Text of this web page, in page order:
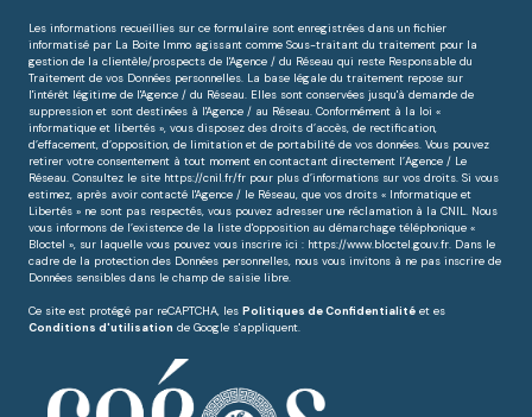
Les informations recueillies sur ce formulaire sont enregistrées dans un fichier
informatisé par La Boite Immo agissant comme Sous-traitant du traitement pour la
gestion de la clientèle/prospects de l'Agence / du Réseau qui reste Responsable du
Traitement de vos Données personnelles. La base légale du traitement repose sur
l'intérêt légitime de l'Agence / du Réseau. Elles sont conservées jusqu'à demande de
suppression et sont destinées à l'Agence / au Réseau. Conformément à la loi «
informatique et libertés », vous disposez des droits d’accès, de rectification,
d’effacement, d’opposition, de limitation et de portabilité de vos données. Vous pouvez
retirer votre consentement à tout moment en contactant directement l’Agence / Le
Réseau. Consultez le site https://cnil.fr/fr pour plus d’informations sur vos droits. Si vous
estimez, après avoir contacté l'Agence / le Réseau, que vos droits « Informatique et
Libertés » ne sont pas respectés, vous pouvez adresser une réclamation à la CNIL. Nous
vous informons de l’existence de la liste d'opposition au démarchage téléphonique «
Bloctel », sur laquelle vous pouvez vous inscrire ici : https://www.bloctel.gouv.fr. Dans le
cadre de la protection des Données personnelles, nous vous invitons à ne pas inscrire de
Données sensibles dans le champ de saisie libre.
Ce site est protégé par reCAPTCHA, les Politiques de Confidentialité et es
Conditions d'utilisation de Google s'appliquent.